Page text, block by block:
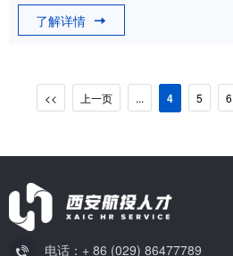
了解详情
<< 上一页 ... 4 5 6
电话：+ 86 (029) 86477789